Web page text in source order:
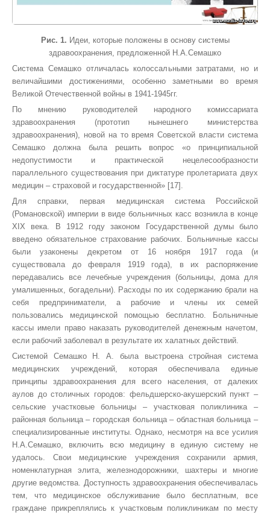
Рис. 1. Идеи, которые положены в основу системы
здравоохранения, предложенной Н.А.Семашко
Система Семашко отличалась колоссальными затратами, но и
величайшими достижениями, особенно заметными во время
Великой Отечественной войны в 1941-1945гг.
По мнению руководителей народного комиссариата
здравоохранения (прототип нынешнего министерства
здравоохранения), новой на то время Советской власти система
Семашко должна была решить вопрос «о принципиальной
недопустимости и практической нецелесообразности
параллельного существования при диктатуре пролетариата двух
медицин – страховой и государственной» [17].
Для справки, первая медицинская система Российской
(Романовской) империи в виде больничных касс возникла в конце
XIX века. В 1912 году законом Государственной думы было
введено обязательное страхование рабочих. Больничные кассы
были узаконены декретом от 16 ноября 1917 года (и
существовала до февраля 1919 года), в их распоряжение
передавались все лечебные учреждения (больницы, дома для
умалишенных, богадельни). Расходы по их содержанию брали на
себя предприниматели, а рабочие и члены их семей
пользовались медицинской помощью бесплатно. Больничные
кассы имели право наказать руководителей денежным начетом,
если рабочий заболевал в результате их халатных действий.
Системой Семашко Н. А. была выстроена стройная система
медицинских учреждений, которая обеспечивала единые
принципы здравоохранения для всего населения, от далеких
аулов до столичных городов: фельдшерско-акушерский пункт –
сельские участковые больницы – участковая поликлиника –
районная больница – городская больница – областная больница –
специализированные институты. Однако, несмотря на все усилия
Н.А.Семашко, включить всю медицину в единую систему не
удалось. Свои медицинские учреждения сохранили армия,
номенклатурная элита, железнодорожники, шахтеры и многие
другие ведомства. Доступность здравоохранения обеспечивалась
тем, что медицинское обслуживание было бесплатным, все
граждане прикреплялись к участковым поликлиникам по месту